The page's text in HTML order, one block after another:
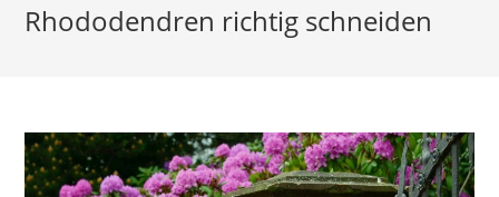
Rhododendren richtig schneiden